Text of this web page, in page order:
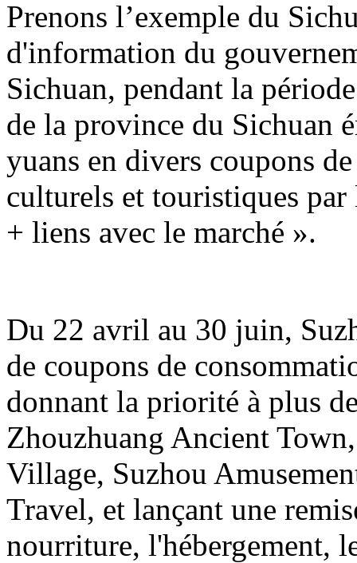
Prenons l’exemple du
d'information du
Sichuan, pendant la
de la province du Sichuan
yuans en divers coupons
culturels et touristiques
+ liens avec le marché ».
Du 22 avril au 30 juin,
de coupons de
donnant la priorité à plus
Zhouzhuang Ancient
Village, Suzhou
Travel, et lançant une
nourriture, l'hébergement,